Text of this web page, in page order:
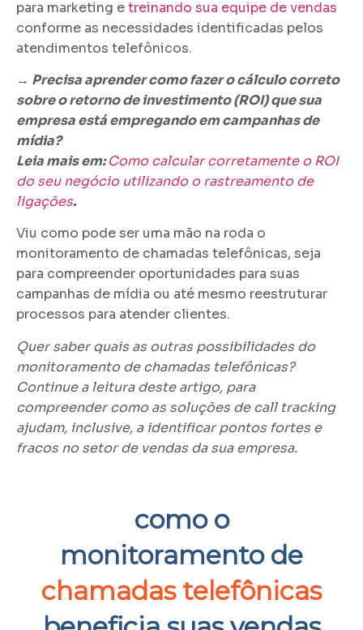
para marketing etreinando sua equipe de vendas
conforme as necessidades identificadas pelos
atendimentos telefônicos.
→ Precisa aprender como fazer o cálculo correto
sobre o retorno de investimento (ROI) que sua
empresa está empregando em campanhas de
mídia?
Leia mais em:Como calcular corretamente o ROI
do seu negócio utilizando o rastreamento de
ligações.
Viu como pode ser uma mão na roda o
monitoramento de chamadas telefônicas, seja
para compreender oportunidades para suas
campanhas de mídia ou até mesmo reestruturar
processos para atender clientes.
Quer saber quais as outras possibilidades do
monitoramento de chamadas telefônicas?
Continue a leitura deste artigo, para
compreender como as soluções de call tracking
ajudam, inclusive, a identificar pontos fortes e
fracos no setor de vendas da sua empresa.
como o
monitoramento de
chamadas telefônicas